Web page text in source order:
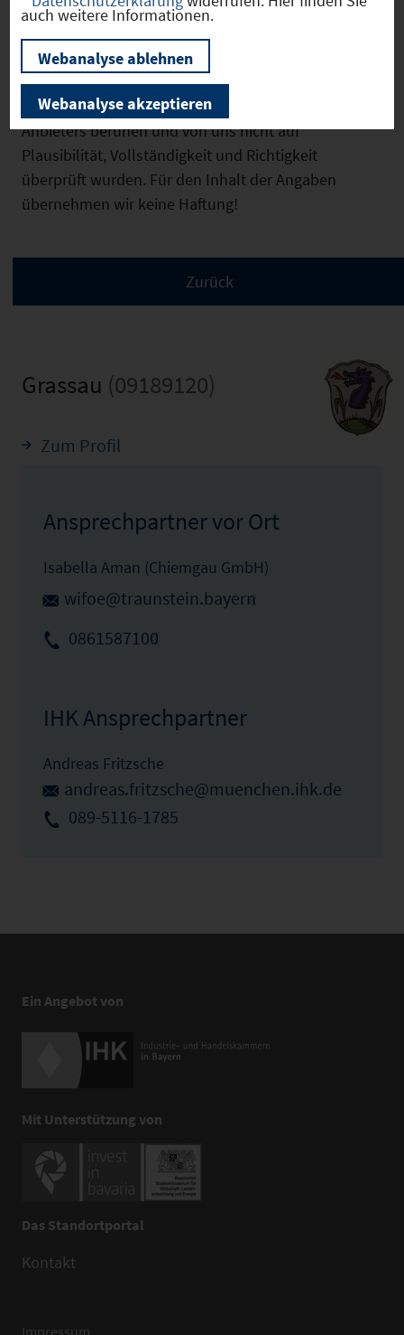
Wir weisen ausdrücklich darauf hin, dass
vorstehende Informationen auf den Angaben des
Anbieters beruhen und von uns nicht auf
Plausibilität, Vollständigkeit und Richtigkeit
überprüft wurden. Für den Inhalt der Angaben
übernehmen wir keine Haftung!
Grassau (09189120)
Zum Profil
Ansprechpartner vor Ort
Isabella Aman (Chiemgau GmbH)
wifoe@traunstein.bayern
0861587100
IHK Ansprechpartner
Andreas Fritzsche
andreas.fritzsche@muenchen.ihk.de
089-5116-1785
Ein Angebot von
Mit Unterstützung von
Das Standortportal
Kontakt
auch weitere Informationen.
Webanalyse ablehnen
Webanalyse akzeptieren